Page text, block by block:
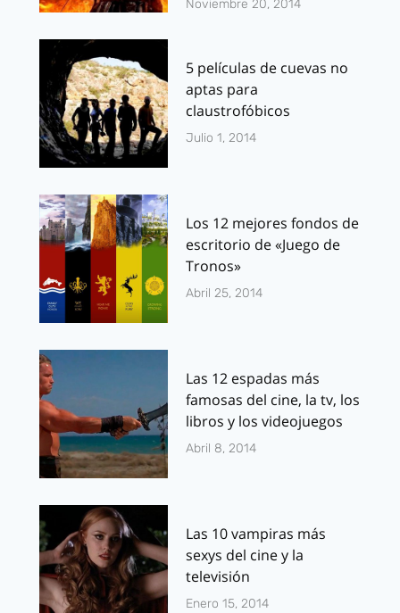
Noviembre 20, 2014
5 películas de cuevas no
aptas para
claustrofóbicos
Julio 1, 2014
Los 12 mejores fondos de
escritorio de «Juego de
Tronos»
Abril 25, 2014
Las 12 espadas más
famosas del cine, la tv, los
libros y los videojuegos
Abril 8, 2014
Las 10 vampiras más
sexys del cine y la
televisión
Enero 15, 2014